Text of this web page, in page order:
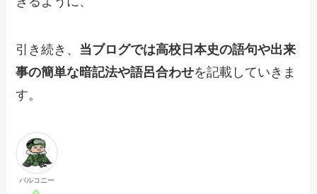
引き続き、 当ブログでは高校日本史の語句や出来
事の簡単な暗記法や語呂合わせを記載していきま
す。
バルコニー